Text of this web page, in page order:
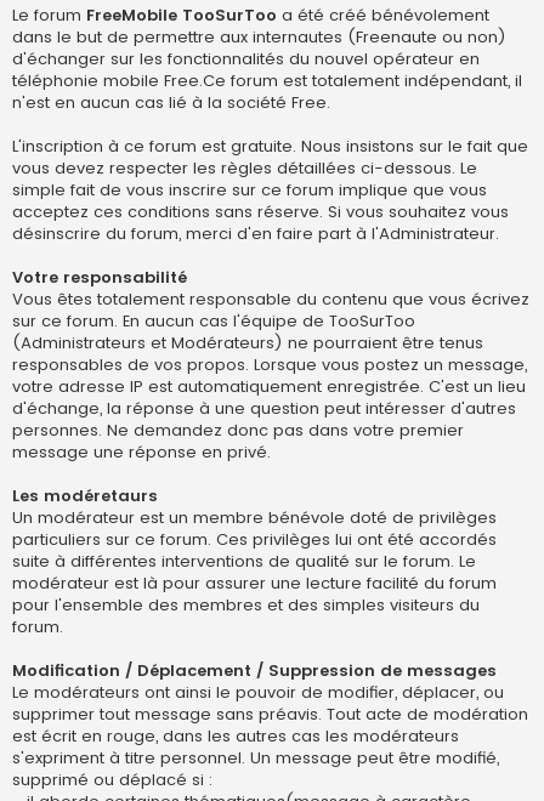
s
s
a
g
e
Le forum FreeMobile TooSurToo a été créé bénévolement
dans le but de permettre aux internautes (Freenaute ou non)
d'échanger sur les fonctionnalités du nouvel opérateur en
téléphonie mobile Free.Ce forum est totalement indépendant, il
n'est en aucun cas lié à la société Free.
L'inscription à ce forum est gratuite. Nous insistons sur le fait que
vous devez respecter les règles détaillées ci-dessous. Le
simple fait de vous inscrire sur ce forum implique que vous
acceptez ces conditions sans réserve. Si vous souhaitez vous
désinscrire du forum, merci d'en faire part à l'Administrateur.
Votre responsabilité
Vous êtes totalement responsable du contenu que vous écrivez
sur ce forum. En aucun cas l'équipe de TooSurToo
(Administrateurs et Modérateurs) ne pourraient être tenus
responsables de vos propos. Lorsque vous postez un message,
votre adresse IP est automatiquement enregistrée. C'est un lieu
d'échange, la réponse à une question peut intéresser d'autres
personnes. Ne demandez donc pas dans votre premier
message une réponse en privé.
Les modéretaurs
Un modérateur est un membre bénévole doté de privilèges
particuliers sur ce forum. Ces privilèges lui ont été accordés
suite à différentes interventions de qualité sur le forum. Le
modérateur est là pour assurer une lecture facilité du forum
pour l'ensemble des membres et des simples visiteurs du
forum.
Modification / Déplacement / Suppression de messages
Le modérateurs ont ainsi le pouvoir de modifier, déplacer, ou
supprimer tout message sans préavis. Tout acte de modération
est écrit en rouge, dans les autres cas les modérateurs
s'expriment à titre personnel. Un message peut être modifié,
supprimé ou déplacé si :